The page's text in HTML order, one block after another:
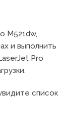
M521dw,
и выполнить
Pro
список